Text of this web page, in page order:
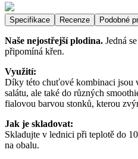
Specifikace Recenze Podobné
Naše nejostřejší plodina. Jedná
připomíná křen.
Využití:
Díky této chuťové kombinaci jsou
salátu, ale také do různých
fialovou barvou stonků, kterou
Jak je skladovat:
Skladujte v lednici při teplotě do
na obalu.